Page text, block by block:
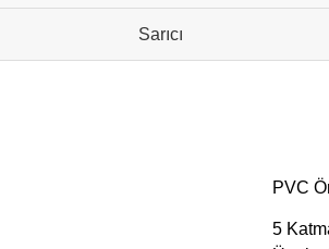
Sarıcı
PVC
5